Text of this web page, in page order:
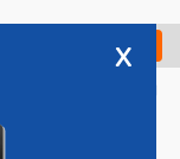
Check in
x